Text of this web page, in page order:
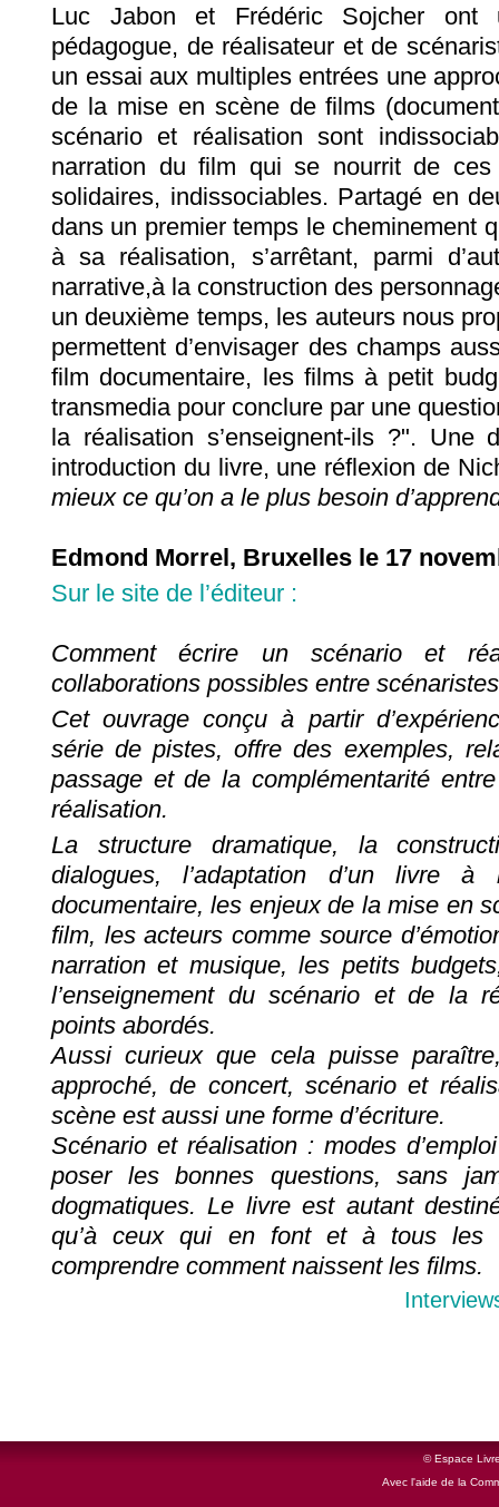
Luc Jabon et Frédéric Sojcher ont
pédagogue, de réalisateur et de
un essai aux multiples entrées une
de la mise en scène de films
scénario et réalisation sont
narration du film qui se nourrit de ces
solidaires, indissociables. Partagé en
dans un premier temps le cheminement
à sa réalisation, s’arrêtant, parmi
narrative,à la construction des
un deuxième temps, les auteurs nous
permettent d’envisager des champs
film documentaire, les films à petit
transmedia pour conclure par une
la réalisation s’enseignent-ils ?". Une
introduction du livre, une réflexion de
mieux ce qu’on a le plus besoin
Edmond Morrel, Bruxelles le 17
Sur le site de l’éditeur :
Comment écrire un scénario et
collaborations possibles entre
Cet ouvrage conçu à partir
série de pistes, offre des exemples,
passage et de la complémentarité
réalisation.
La structure dramatique, la
dialogues, l’adaptation d’un livre
documentaire, les enjeux de la mise en
film, les acteurs comme source
narration et musique, les petits
l’enseignement du scénario et de la
points abordés.
Aussi curieux que cela puisse
approché, de concert, scénario et
scène est aussi une forme d’écriture.
Scénario et réalisation : modes
poser les bonnes questions, sans
dogmatiques. Le livre est autant
qu’à ceux qui en font et à tous les
comprendre comment naissent les films.
© Espace
Avec l'aide de la